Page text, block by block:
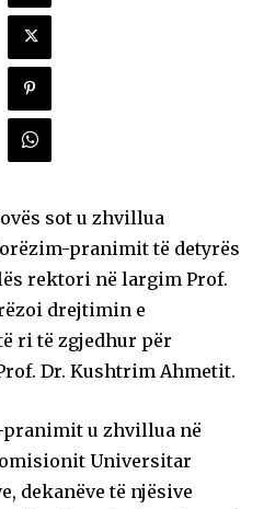
sot u zhvillua
pranimit të detyrës
rektori në largim Prof.
drejtimin e
ri të zgjedhur për
Dr. Kushtrim Ahmetit.
pranimit u zhvillua në
Universitar
dekanëve të njësive